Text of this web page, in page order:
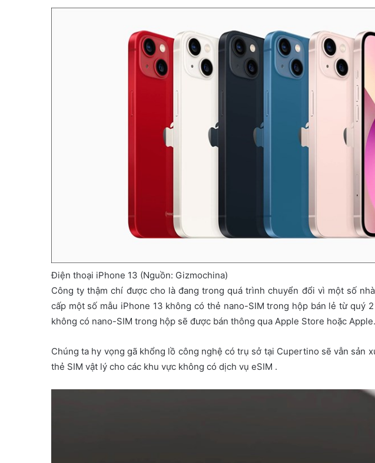
Điện thoại iPhone 13 (Nguồn: Gizmochina)
Công ty thậm chí được cho là đang trong quá trình chuyển đổi vì một số
cấp một số mẫu iPhone 13 không có thẻ nano-SIM trong hộp bán lẻ từ quý
không có nano-SIM trong hộp sẽ được bán thông qua Apple Store hoặc
Chúng ta hy vọng gã khổng lồ công nghệ có trụ sở tại Cupertino sẽ vẫn sản
thẻ SIM vật lý cho các khu vực không có dịch vụ eSIM .